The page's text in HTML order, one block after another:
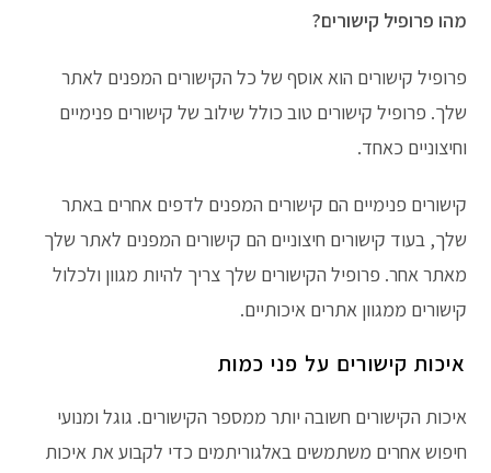
מהו פרופיל קישורים?
פרופיל קישורים הוא אוסף של כל הקישורים המפנים לאתר
שלך. פרופיל קישורים טוב כולל שילוב של קישורים פנימיים
וחיצוניים כאחד.
קישורים פנימיים הם קישורים המפנים לדפים אחרים באתר
שלך, בעוד קישורים חיצוניים הם קישורים המפנים לאתר שלך
מאתר אחר. פרופיל הקישורים שלך צריך להיות מגוון ולכלול
קישורים ממגוון אתרים איכותיים.
איכות קישורים על פני כמות
איכות הקישורים חשובה יותר ממספר הקישורים. גוגל ומנועי
חיפוש אחרים משתמשים באלגוריתמים כדי לקבוע את איכות